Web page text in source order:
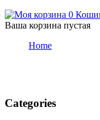
0
Ваша корзина пустая
Home
Categories